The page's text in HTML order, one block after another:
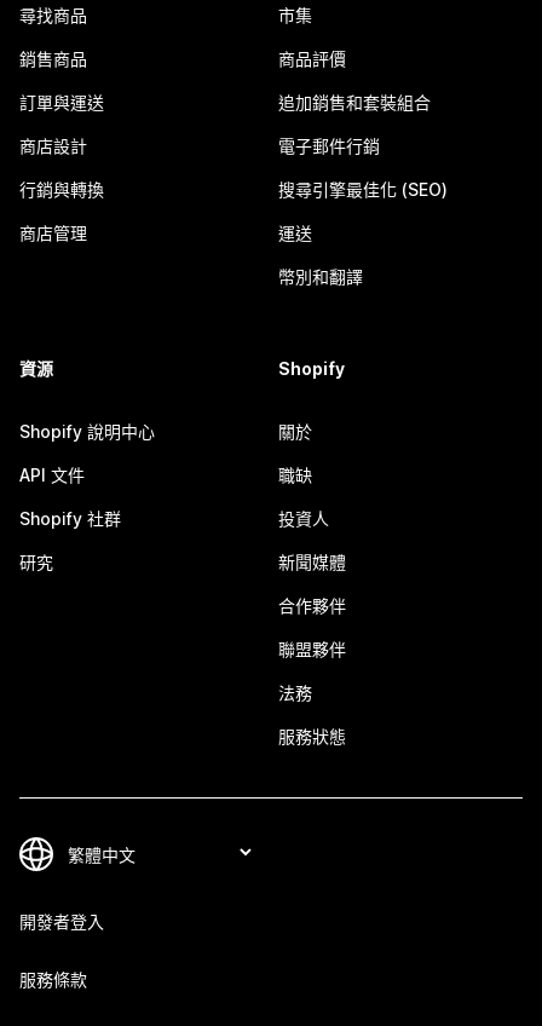
尋找商品
銷售商品
訂單與運送
商店設計
行銷與轉換
商店管理
市集
商品評價
追加銷售和套裝組合
電子郵件行銷
搜尋引擎最佳化 (SEO)
運送
幣別和翻譯
資源
Shopify 說明中心
API 文件
Shopify 社群
研究
Shopify
關於
職缺
投資人
新聞媒體
合作夥伴
聯盟夥伴
法務
服務狀態
開發者登入
服務條款